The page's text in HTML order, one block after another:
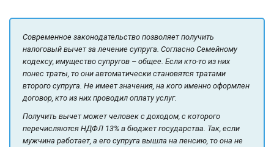
Современное законодательство позволяет получить
налоговый вычет за лечение супруга. Согласно Семейному
кодексу, имущество супругов – общее. Если кто-то из них
понес траты, то они автоматически становятся тратами
второго супруга. Не имеет значения, на кого именно оформлен
договор, кто из них проводил оплату услуг.
Получить вычет может человек с доходом, с которого
перечисляются НДФЛ 13% в бюджет государства. Так, если
мужчина работает, а его супруга вышла на пенсию, то она не